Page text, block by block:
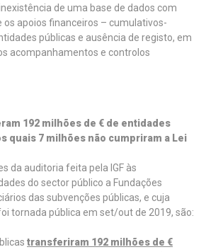
de uma base de dados com
apoios financeiros – cumulativos-
públicas e ausência de registo, em
acompanhamentos e controlos
192 milhões de € de entidades
quais 7 milhões não cumpriram a Lei
da auditoria feita pela IGF às
do sector público a Fundações
das subvenções públicas, e cuja
tornada pública em set/out de 2019, são:
transferiram 192 milhões de €